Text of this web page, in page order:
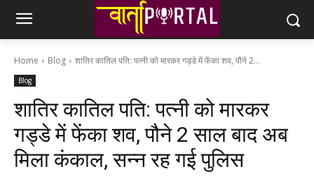
Home Blog शातिर कातिल पति: पत्नी को मारकर गड्डे में फेंका शव, पौने 2...
Blog
शातिर कातिल पति: पत्नी को मारकर
गड्डे में फेंका शव, पौने 2 साल बाद अब
मिला कंकाल, सन्न रह गई पुलिस